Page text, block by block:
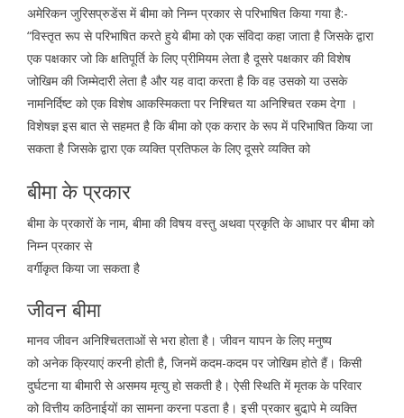
अमेरिकन जुरिसप्रुडेंस में बीमा को निम्न प्रकार से परिभाषित किया गया है:-
“विस्तृत रूप से परिभाषित करते हुये बीमा को एक संविदा कहा जाता है जिसके द्वारा
एक पक्षकार जो कि क्षतिपूर्ति के लिए प्रीमियम लेता है दूसरे पक्षकार की विशेष
जोखिम की जिम्मेदारी लेता है और यह वादा करता है कि वह उसको या उसके
नामनिर्दिष्ट को एक विशेष आकस्मिकता पर निश्चित या अनिश्चित रकम देगा ।
विशेषज्ञ इस बात से सहमत है कि बीमा को एक करार के रूप में परिभाषित किया जा
सकता है जिसके द्वारा एक व्यक्ति प्रतिफल के लिए दूसरे व्यक्ति को
बीमा के प्रकार
बीमा के प्रकारों के नाम, बीमा की विषय वस्तु अथवा प्रकृति के आधार पर बीमा को
निम्न प्रकार से
वर्गीकृत किया जा सकता है
जीवन बीमा
मानव जीवन अनिश्चितताओं से भरा होता है। जीवन यापन के लिए मनुष्य
को अनेक क्रियाएं करनी होती है, जिनमें कदम-कदम पर जोखिम होते हैं। किसी
दुर्घटना या बीमारी से असमय मृत्यु हो सकती है। ऐसी स्थिति में मृतक के परिवार
को वित्तीय कठिनाईयों का सामना करना पडता है। इसी प्रकार बुढा़पे मे व्यक्ति